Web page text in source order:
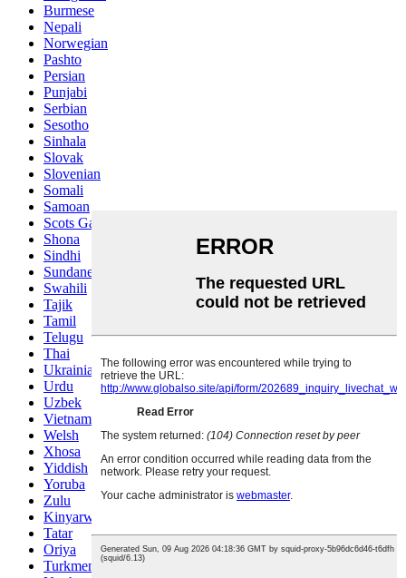
Burmese
Nepali
Norwegian
Pashto
Persian
Punjabi
Serbian
Sesotho
Sinhala
Slovak
Slovenian
Somali
Samoan
Scots Gaelic
Shona
Sindhi
Sundanese
Swahili
Tajik
Tamil
Telugu
Thai
Ukrainian
Urdu
Uzbek
Vietnamese
Welsh
Xhosa
Yiddish
Yoruba
Zulu
Kinyarwanda
Tatar
Oriya
Turkmen